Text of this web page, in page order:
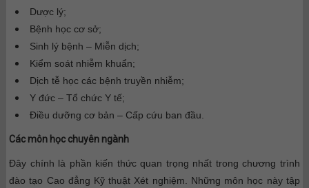
Dược lý;
Bệnh học cơ sở;
Sinh lý bệnh – Miễn dịch;
Kiểm soát nhiễm khuẩn;
Dịch tễ học các bệnh truyền nhiễm;
Y đức – Tổ chức Y tế;
Điều dưỡng cơ bản – Cấp cứu ban đầu.
Các môn học chuyên ngành
Đây chính là phần kiến thức quan trọng nhất trong chương trình
đào tạo Cao đẳng Kỹ thuật Xét nghiệm. Những môn học này tập